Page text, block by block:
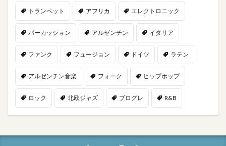
トランペット アフリカ エレクトロニック
パーカッション アルゼンチン イタリア
ファンク フュージョン ドイツ ラテン
アルゼンチン音楽 フォーク ヒップホップ
ロック 北欧ジャズ プログレ R&B